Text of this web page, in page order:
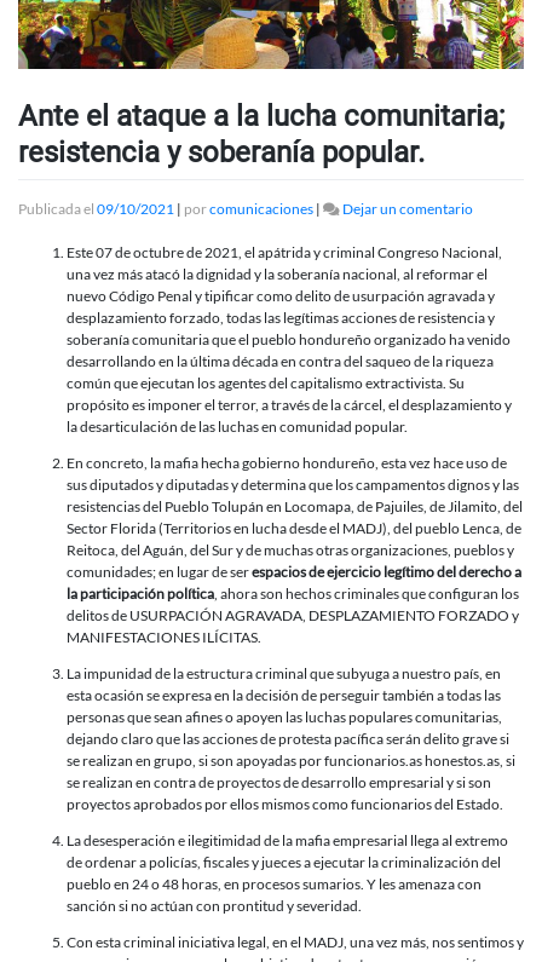
Ante el ataque a la lucha comunitaria;
resistencia y soberanía popular.
Publicada el 09/10/2021 | porcomunicaciones | Dejar un comentarioen
el
ataque
a
la
lucha
y
Este 07 de octubre de 2021, el apátrida y criminal Congreso Nacional,
una vez más atacó la dignidad y la soberanía nacional, al reformar el
nuevo Código Penal y tipificar como delito de usurpación agravada y
desplazamiento forzado, todas las legítimas acciones de resistencia y
soberanía comunitaria que el pueblo hondureño organizado ha venido
desarrollando en la última década en contra del saqueo de la riqueza
común que ejecutan los agentes del capitalismo extractivista. Su
propósito es imponer el terror, a través de la cárcel, el desplazamiento y
la desarticulación de las luchas en comunidad popular.
En concreto, la mafia hecha gobierno hondureño, esta vez hace uso de
sus diputados y diputadas y determina que los campamentos dignos y las
resistencias del Pueblo Tolupán en Locomapa, de Pajuiles, de Jilamito, del
Sector Florida (Territorios en lucha desde el MADJ), del pueblo Lenca, de
Reitoca, del Aguán, del Sur y de muchas otras organizaciones, pueblos y
comunidades; en lugar de serespacios de ejercicio legítimo del derecho a
la participación política, ahora son hechos criminales que configuran los
delitos de USURPACIÓN AGRAVADA, DESPLAZAMIENTO FORZADO y
MANIFESTACIONES ILÍCITAS.
La impunidad de la estructura criminal que subyuga a nuestro país, en
esta ocasión se expresa en la decisión de perseguir también a todas las
personas que sean afines o apoyen las luchas populares comunitarias,
dejando claro que las acciones de protesta pacífica serán delito grave si
se realizan en grupo, si son apoyadas por funcionarios.as honestos.as, si
se realizan en contra de proyectos de desarrollo empresarial y si son
proyectos aprobados por ellos mismos como funcionarios del Estado.
La desesperación e ilegitimidad de la mafia empresarial llega al extremo
de ordenar a policías, fiscales y jueces a ejecutar la criminalización del
pueblo en 24 o 48 horas, en procesos sumarios. Y les amenaza con
sanción si no actúan con prontitud y severidad.
Con esta criminal iniciativa legal, en el MADJ, una vez más, nos sentimos y